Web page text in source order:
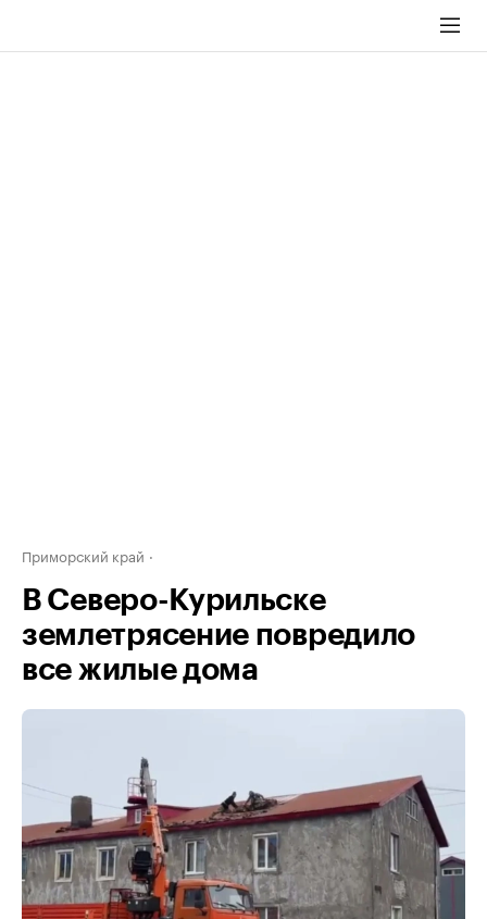
Приморский край
В Северо-Курильске
землетрясение повредило
все жилые дома